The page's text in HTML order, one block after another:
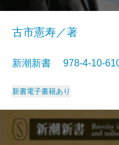
古市憲寿／著
新潮新書 978-4-10-
新書電子書籍あり